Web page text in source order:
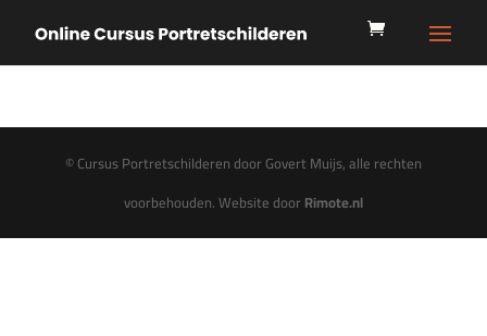
© Cursus Portretschilderen door Govert Muijs, alle rechten
voorbehouden. Website door Rimote.nl